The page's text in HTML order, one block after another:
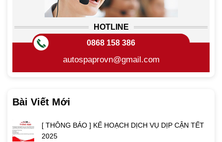
HOTLINE
0868 158 386
autospaprovn@gmail.com
Bài Viết Mới
[ THÔNG BÁO ] KẾ HOẠCH DỊCH VỤ DỊP CẬN TẾT
2025